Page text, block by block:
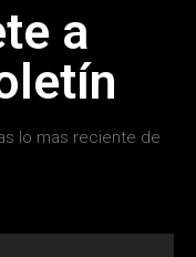
a
lo mas reciente de